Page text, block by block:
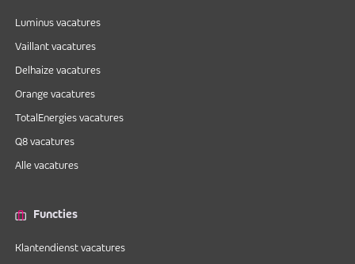
Luminus vacatures
Vaillant vacatures
Delhaize vacatures
Orange vacatures
TotalEnergies vacatures
Q8 vacatures
Alle vacatures
Functies
Klantendienst vacatures